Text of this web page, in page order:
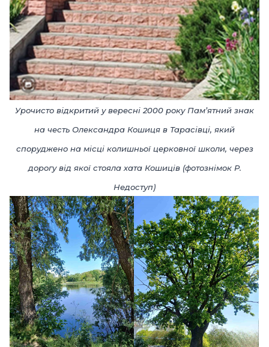
Урочисто відкритий у вересні 2000 року Пам’ятний знак
на честь Олександра Кошиця в Тарасівці, який
споруджено на місці колишньої церковної школи, через
дорогу від якої стояла хата Кошиців (фотознімок Р.
Недоступ)